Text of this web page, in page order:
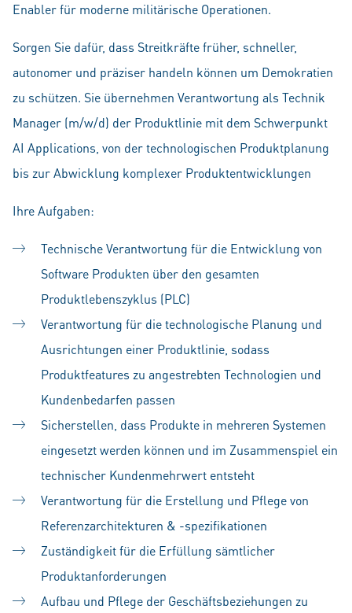
Enabler für moderne militärische Operationen.
Sorgen Sie dafür, dass Streitkräfte früher, schneller,
autonomer und präziser handeln können um Demokratien
zu schützen. Sie übernehmen Verantwortung als Technik
Manager (m/w/d) der Produktlinie mit dem Schwerpunkt
AI Applications, von der technologischen Produktplanung
bis zur Abwicklung komplexer Produktentwicklungen
Ihre Aufgaben:
Technische Verantwortung für die Entwicklung von
Software Produkten über den gesamten
Produktlebenszyklus (PLC)
Verantwortung für die technologische Planung und
Ausrichtungen einer Produktlinie, sodass
Produktfeatures zu angestrebten Technologien und
Kundenbedarfen passen
Sicherstellen, dass Produkte in mehreren Systemen
eingesetzt werden können und im Zusammenspiel ein
technischer Kundenmehrwert entsteht
Verantwortung für die Erstellung und Pflege von
Referenzarchitekturen & -spezifikationen
Zuständigkeit für die Erfüllung sämtlicher
Produktanforderungen
Aufbau und Pflege der Geschäftsbeziehungen zu